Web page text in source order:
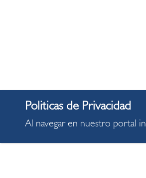
Al navegar en nuestro portal